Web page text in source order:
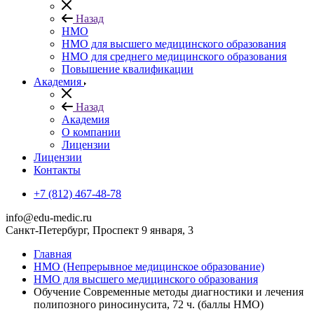
Назад
НМО
НМО для высшего медицинского образования
НМО для среднего медицинского образования
Повышение квалификации
Академия
Назад
Академия
О компании
Лицензии
Лицензии
Контакты
+7 (812) 467-48-78
info@edu-medic.ru
Санкт-Петербург, Проспект 9 января, 3
Главная
НМО (Непрерывное медицинское образование)
НМО для высшего медицинского образования
Обучение Современные методы диагностики и лечения
полипозного риносинусита, 72 ч. (баллы НМО)